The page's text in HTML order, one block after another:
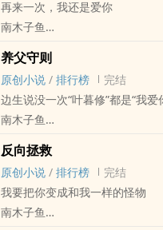
再来一次，我还是爱你
南木子鱼
原创小说 - BL - 长篇 - 完结
现代 - HE - 重生 - 骨科
楚遇死在了哥哥婚礼的那一天，
礼现场，没有任何犹豫的从楼上
他清楚的知道，这样的死法一定
他哥哥一辈子都无法走出他的阴
死前回忆的每一分，每一秒都是
楚遇曾经对他哥哥说过，哥，你
后来他又说，哥，我想去看雪山。
养父守则
原创小说 / 排行榜
完结
边生说没一次“叶暮修”都是“我爱
南木子鱼
现代 - HE - 暗恋 - 父子
年下
叶暮修万万没想到，有一天自己
疯批绿茶演戏攻*为爱成零精英受
反向拯救
原创小说 / 排行榜
完结
我要把你变成和我一样的怪物
南木子鱼